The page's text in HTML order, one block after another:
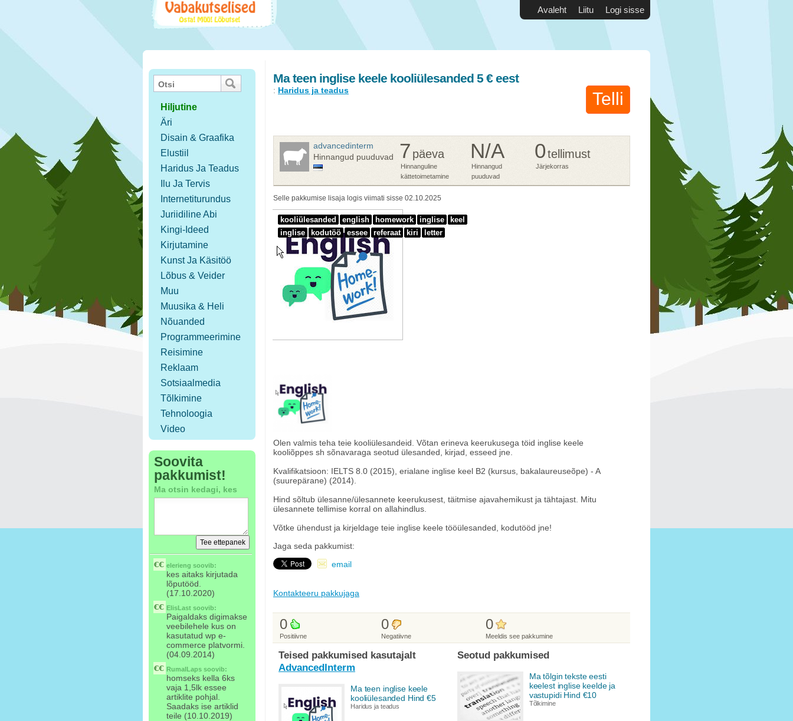
Avaleht Liitu Logi sisse
Hiljutine
Äri
Disain & Graafika
Elustiil
Haridus Ja Teadus
Ilu Ja Tervis
Internetiturundus
Juriidiline Abi
Kingi-Ideed
Kirjutamine
Kunst Ja Käsitöö
Lõbus & Veider
Muu
Muusika & Heli
Nõuanded
Programmeerimine
Reisimine
Reklaam
Sotsiaalmedia
Tõlkimine
Tehnoloogia
Video
Soovita
pakkumist!
Ma otsin kedagi, kes
elerieng soovib:
kes aitaks kirjutada
lõputööd.
(17.10.2020)
ElisLast soovib:
Paigaldaks digimakse
veebilehele kus on
kasutatud wp e-
commerce platvormi.
(04.09.2014)
RumalLaps soovib:
homseks kella 6ks
vaja 1,5lk essee
artiklite pohjal.
Saadaks ise artiklid
teile (10.10.2019)
Ma teen inglise keele kooliülesanded 5 € eest
Telli
: Haridus ja teadus
advancedinterm
Hinnangud puuduvad
7 päeva
Hinnanguline
kättetoimetamine
N/A
Hinnangud
puuduvad
0tellimust
Järjekorras
Selle pakkumise lisaja logis viimati sisse 02.10.2025
kooliülesanded english homework inglise
keel
inglise
kodutöö essee referaat kiri letter
Olen valmis teha teie kooliülesandeid. Võtan erineva keerukusega töid inglise keele
kooliõppes sh sõnavaraga seotud ülesanded, kirjad, esseed jne.
Kvalifikatsioon: IELTS 8.0 (2015), erialane inglise keel B2 (kursus, bakalaureuseõpe) - A
(suurepärane) (2014).
Hind sõltub ülesanne/ülesannete keerukusest, täitmise ajavahemikust ja tähtajast. Mitu
ülesannete tellimise korral on allahindlus.
Võtke ühendust ja kirjeldage teie inglise keele tööülesanded, kodutööd jne!
Jaga seda pakkumist:
email
Kontakteeru pakkujaga
0
Positiivne
0
Negatiivne
0
Meeldis see pakkumine
Teised pakkumised kasutajalt
AdvancedInterm
Ma teen inglise keele
kooliülesanded Hind €5
Haridus ja teadus
Seotud pakkumised
Ma tõlgin tekste eesti
keelest inglise keelde ja
vastupidi Hind €10
Tõlkimine